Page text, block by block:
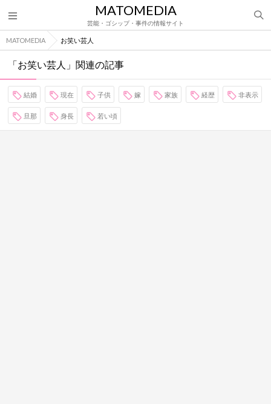
MATOMEDIA
芸能・ゴシップ・事件の情報サイト
MATOMEDIA お笑い芸人
「お笑い芸人」関連の記事
結婚 現在 子供 嫁 家族 経歴 非表示
旦那 身長 若い頃